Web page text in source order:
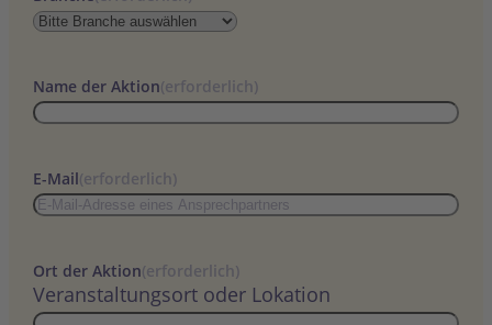
Name der Aktion(erforderlich)
E-Mail(erforderlich)
Ort der Aktion(erforderlich)
Veranstaltungsort oder Lokation